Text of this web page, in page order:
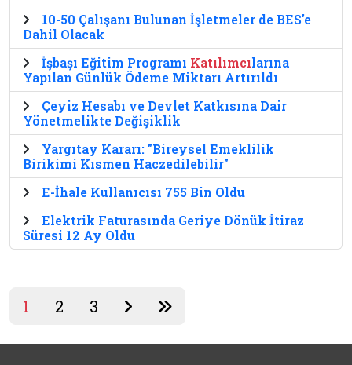
10-50 Çalışanı Bulunan İşletmeler de BES'e
Dahil Olacak
İşbaşı Eğitim Programı Katılımcılarına
Yapılan Günlük Ödeme Miktarı Artırıldı
Çeyiz Hesabı ve Devlet Katkısına Dair
Yönetmelikte Değişiklik
Yargıtay Kararı: "Bireysel Emeklilik
Birikimi Kısmen Haczedilebilir"
E-İhale Kullanıcısı 755 Bin Oldu
Elektrik Faturasında Geriye Dönük İtiraz
Süresi 12 Ay Oldu
1 2 3